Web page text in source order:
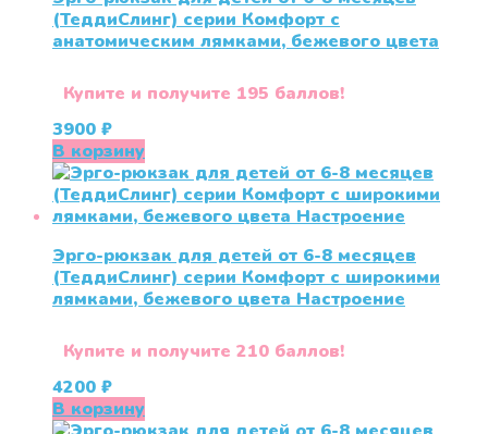
(ТеддиСлинг) серии Комфорт с
анатомическим лямками, бежевого цвета
Купите и получите 195 баллов!
3900 ₽
В корзину
Эрго-рюкзак для детей от 6-8 месяцев
(ТеддиСлинг) серии Комфорт с широкими
лямками, бежевого цвета Настроение
Купите и получите 210 баллов!
4200 ₽
В корзину